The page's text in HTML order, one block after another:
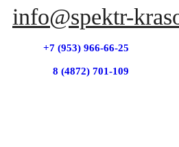
info@spektr-
+7 (953) 966-66-25
8 (4872) 701-109